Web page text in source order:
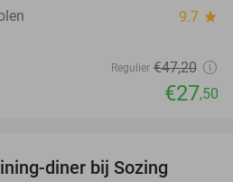
9.7 star
Regulier €47,20
€27,50
diner bij Sozing